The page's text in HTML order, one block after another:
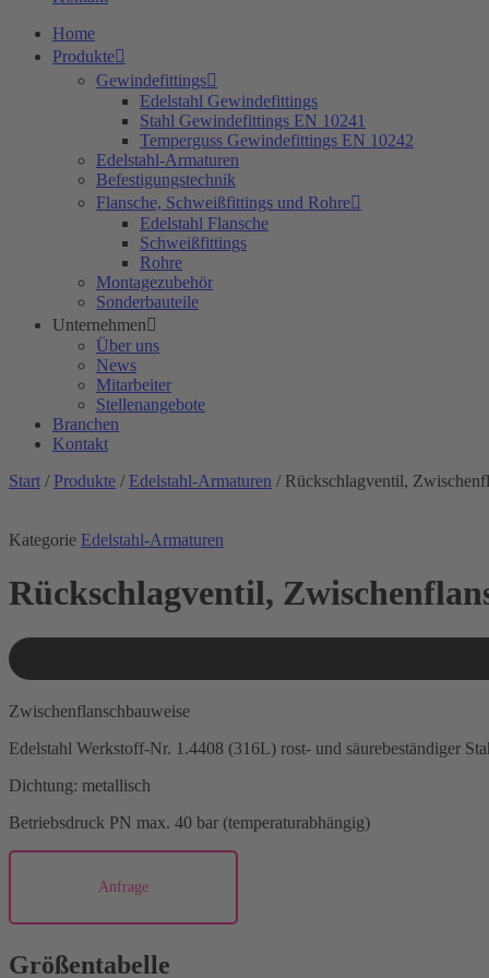
Home
Produkte
Gewindefittings
Edelstahl Gewindefittings
Stahl Gewindefittings EN 10241
Temperguss Gewindefittings EN 10242
Edelstahl-Armaturen
Befestigungstechnik
Flansche, Schweißfittings und Rohre
Edelstahl Flansche
Schweißfittings
Rohre
Montagezubehör
Sonderbauteile
Unternehmen
Über uns
News
Mitarbeiter
Stellenangebote
Branchen
Kontakt
Start / Produkte / Edelstahl-Armaturen / Rückschlagventil,
Kategorie Edelstahl-Armaturen
Rückschlagventil,
Zwischenflanschbauweise
Edelstahl Werkstoff-Nr. 1.4408 (316L) rost- und säurebeständiger
Dichtung: metallisch
Betriebsdruck PN max. 40 bar (temperaturabhängig)
Anfrage
Größentabelle